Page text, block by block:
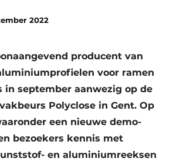
2022
producent van
voor ramen
in september aanwezig op de
Polyclose in Gent. Op
een nieuwe demo-
bezoekers kennis met
en aluminiumreeksen